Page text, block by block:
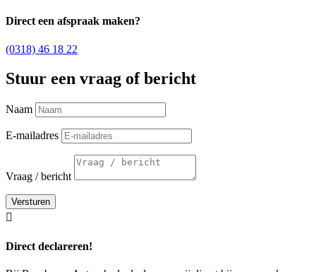
Direct een afspraak maken?
(0318) 46 18 22
Stuur een vraag of bericht
Naam
E-mailadres
Vraag / bericht
Versturen

Direct declareren!